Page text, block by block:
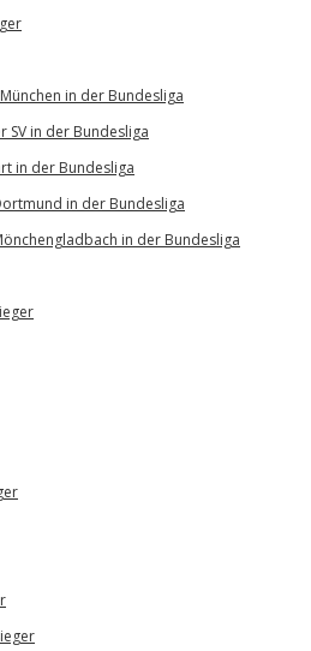
in der Bundesliga
SV in der Bundesliga
in der Bundesliga
in der Bundesliga
in der Bundesliga